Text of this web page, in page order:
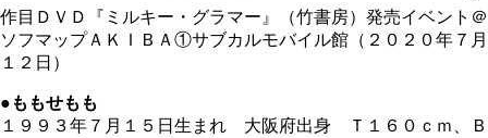
作目ＤＶＤ『ミルキー・グラマー』（竹書房）発売イベント＠
ソフマップＡＫＩＢＡ①サブカルモバイル館（２０２０年７月
１２日）
●ももせもも
１９９３年７月１５日生まれ 大阪府出身 Ｔ１６０ｃｍ、Ｂ